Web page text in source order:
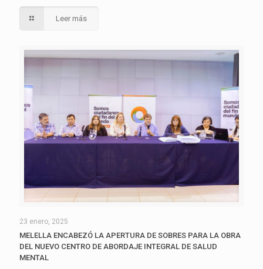
Leer más
23 enero, 2025
MELELLA ENCABEZÓ LA APERTURA DE SOBRES PARA LA OBRA
DEL NUEVO CENTRO DE ABORDAJE INTEGRAL DE SALUD
MENTAL